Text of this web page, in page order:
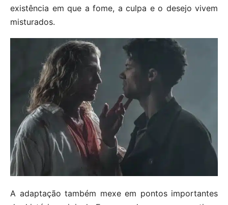
existência em que a fome, a culpa e o desejo vivem
misturados.
A adaptação também mexe em pontos importantes